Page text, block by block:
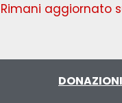
Rimani aggiornato
DONAZIONI